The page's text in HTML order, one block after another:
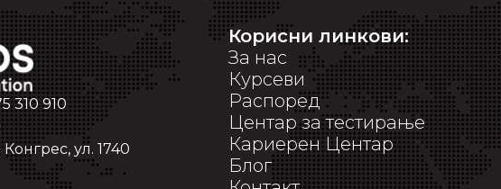
310 910
ул. 1740
Корисни линкови:
За нас
Курсеви
Распоред
Центар за тестирање
Кариерен Центар
Блог